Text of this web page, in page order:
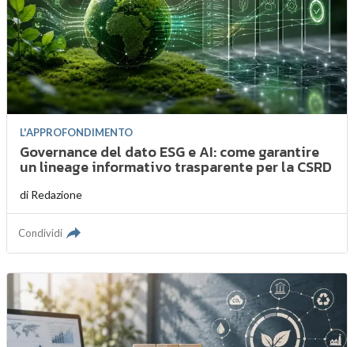
L'APPROFONDIMENTO
Governance del dato ESG e AI: come garantire
un lineage informativo trasparente per la CSRD
di Redazione
Condividi